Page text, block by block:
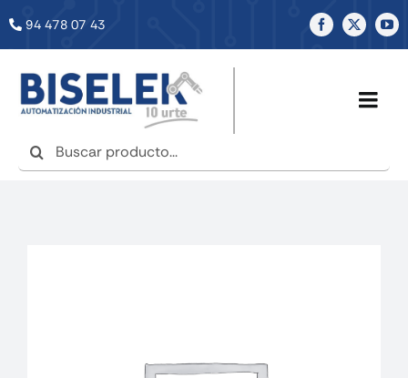
94 478 07 43
Buscar:
INICIO